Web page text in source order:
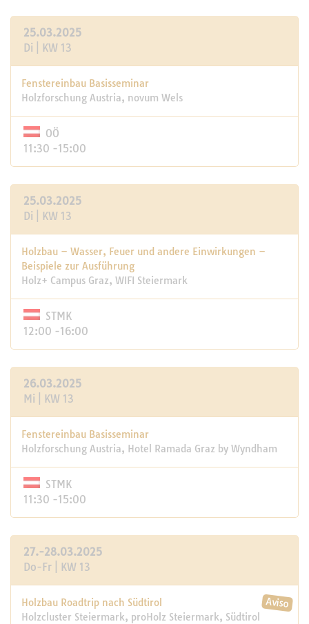
25.03.2025
Di | KW 13
Fenstereinbau Basisseminar
Holzforschung Austria, novum Wels
OÖ
11:30 -15:00
25.03.2025
Di | KW 13
Holzbau – Wasser, Feuer und andere Einwirkungen –
Beispiele zur Ausführung
Holz+ Campus Graz, WIFI Steiermark
STMK
12:00 -16:00
26.03.2025
Mi | KW 13
Fenstereinbau Basisseminar
Holzforschung Austria, Hotel Ramada Graz by Wyndham
STMK
11:30 -15:00
27.-28.03.2025
Do-Fr | KW 13
Holzbau Roadtrip nach Südtirol
Holzcluster Steiermark, proHolz Steiermark, Südtirol